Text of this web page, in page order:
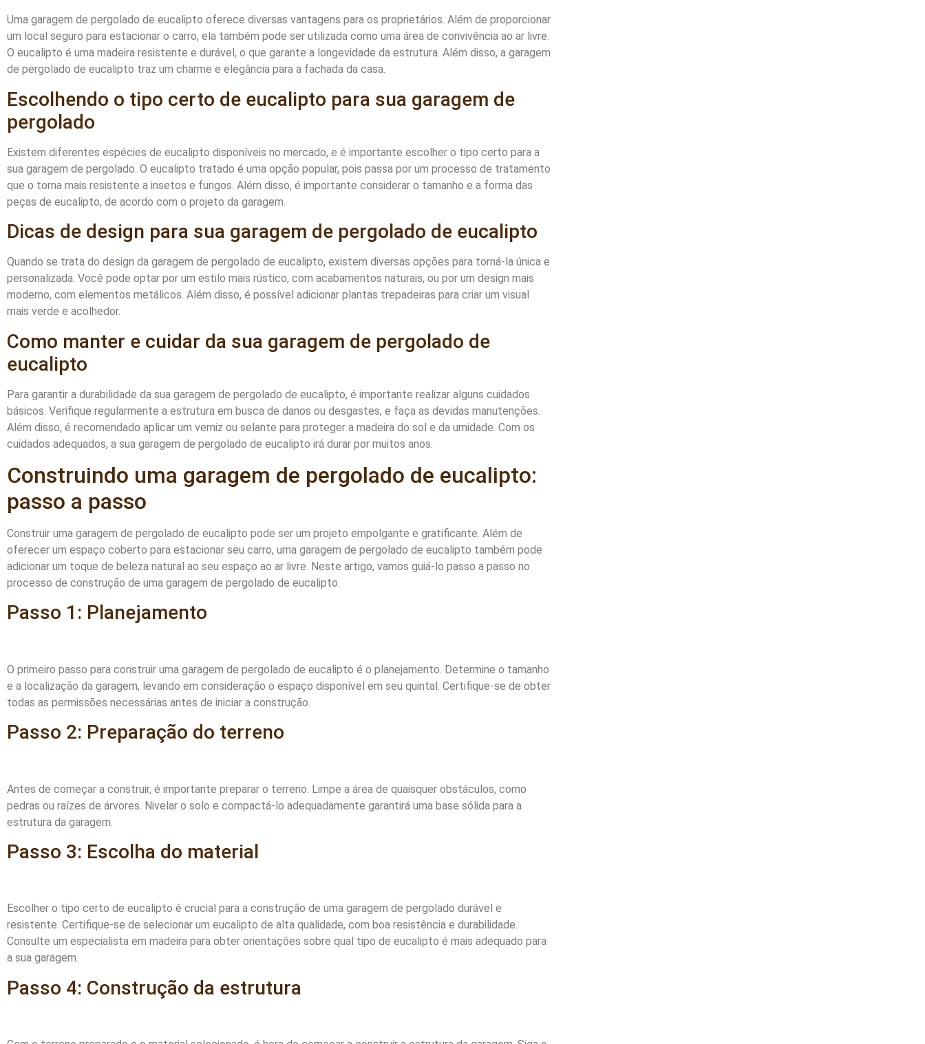
Uma garagem de pergolado de eucalipto oferece diversas vantagens para os proprietários. Além de proporcionar
um local seguro para estacionar o carro, ela também pode ser utilizada como uma área de convivência ao ar livre.
O eucalipto é uma madeira resistente e durável, o que garante a longevidade da estrutura. Além disso, a garagem
de pergolado de eucalipto traz um charme e elegância para a fachada da casa.
Escolhendo o tipo certo de eucalipto para sua garagem de
pergolado
Existem diferentes espécies de eucalipto disponíveis no mercado, e é importante escolher o tipo certo para a
sua garagem de pergolado. O eucalipto tratado é uma opção popular, pois passa por um processo de tratamento
que o torna mais resistente a insetos e fungos. Além disso, é importante considerar o tamanho e a forma das
peças de eucalipto, de acordo com o projeto da garagem.
Dicas de design para sua garagem de pergolado de eucalipto
Quando se trata do design da garagem de pergolado de eucalipto, existem diversas opções para torná-la única e
personalizada. Você pode optar por um estilo mais rústico, com acabamentos naturais, ou por um design mais
moderno, com elementos metálicos. Além disso, é possível adicionar plantas trepadeiras para criar um visual
mais verde e acolhedor.
Como manter e cuidar da sua garagem de pergolado de
eucalipto
Para garantir a durabilidade da sua garagem de pergolado de eucalipto, é importante realizar alguns cuidados
básicos. Verifique regularmente a estrutura em busca de danos ou desgastes, e faça as devidas manutenções.
Além disso, é recomendado aplicar um verniz ou selante para proteger a madeira do sol e da umidade. Com os
cuidados adequados, a sua garagem de pergolado de eucalipto irá durar por muitos anos.
Construindo uma garagem de pergolado de eucalipto:
passo a passo
Construir uma garagem de pergolado de eucalipto pode ser um projeto empolgante e gratificante. Além de
oferecer um espaço coberto para estacionar seu carro, uma garagem de pergolado de eucalipto também pode
adicionar um toque de beleza natural ao seu espaço ao ar livre. Neste artigo, vamos guiá-lo passo a passo no
processo de construção de uma garagem de pergolado de eucalipto.
Passo 1: Planejamento
O primeiro passo para construir uma garagem de pergolado de eucalipto é o planejamento. Determine o tamanho
e a localização da garagem, levando em consideração o espaço disponível em seu quintal. Certifique-se de obter
todas as permissões necessárias antes de iniciar a construção.
Passo 2: Preparação do terreno
Antes de começar a construir, é importante preparar o terreno. Limpe a área de quaisquer obstáculos, como
pedras ou raízes de árvores. Nivelar o solo e compactá-lo adequadamente garantirá uma base sólida para a
estrutura da garagem.
Passo 3: Escolha do material
Escolher o tipo certo de eucalipto é crucial para a construção de uma garagem de pergolado durável e
resistente. Certifique-se de selecionar um eucalipto de alta qualidade, com boa resistência e durabilidade.
Consulte um especialista em madeira para obter orientações sobre qual tipo de eucalipto é mais adequado para
a sua garagem.
Passo 4: Construção da estrutura